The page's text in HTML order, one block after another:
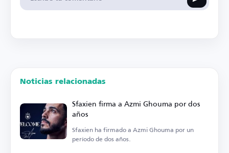
Noticias relacionadas
Sfaxien firma a Azmi Ghouma por dos
años
Sfaxien ha firmado a Azmi Ghouma por un
período de dos años.